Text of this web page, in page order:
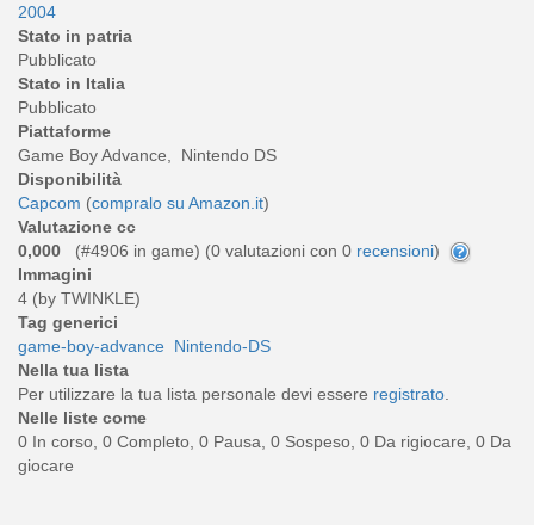
2004
Stato in patria
Pubblicato
Stato in Italia
Pubblicato
Piattaforme
Game Boy Advance, Nintendo DS
Disponibilità
Capcom (compralo su Amazon.it)
Valutazione cc
0,000
(#4906 in game) (0 valutazioni con 0 recensioni)
Immagini
4 (by TWINKLE)
Tag generici
game-boy-advance Nintendo-DS
Nella tua lista
Per utilizzare la tua lista personale devi essere registrato.
Nelle liste come
0 In corso, 0 Completo, 0 Pausa, 0 Sospeso, 0 Da rigiocare, 0 Da
giocare